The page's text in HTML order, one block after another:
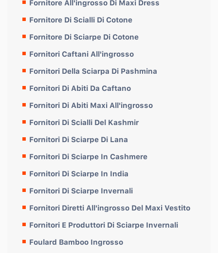
Fornitore All'ingrosso Di Maxi Dress
Fornitore Di Scialli Di Cotone
Fornitore Di Sciarpe Di Cotone
Fornitori Caftani All'ingrosso
Fornitori Della Sciarpa Di Pashmina
Fornitori Di Abiti Da Caftano
Fornitori Di Abiti Maxi All'ingrosso
Fornitori Di Scialli Del Kashmir
Fornitori Di Sciarpe Di Lana
Fornitori Di Sciarpe In Cashmere
Fornitori Di Sciarpe In India
Fornitori Di Sciarpe Invernali
Fornitori Diretti All'ingrosso Del Maxi Vestito
Fornitori E Produttori Di Sciarpe Invernali
Foulard Bamboo Ingrosso